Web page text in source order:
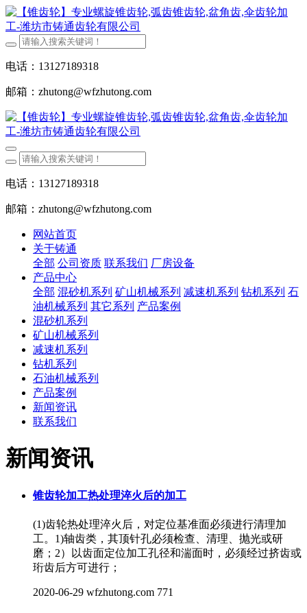
电话：13127189318
邮箱：zhutong@wfzhutong.com
电话：13127189318
邮箱：zhutong@wfzhutong.com
网站首页
关于铸通
全部 公司资质 联系我们 厂房设备
产品中心
全部 混砂机系列 矿山机械系列 减速机系列 钻机系列 石
油机械系列 其它系列 产品案例
混砂机系列
矿山机械系列
减速机系列
钻机系列
石油机械系列
产品案例
新闻资讯
联系我们
新闻资讯
锥齿轮加工热处理淬火后的加工
​(1)齿轮热处理淬火后，对定位基准面必须进行清理加
工。1)轴齿类，其顶针孔必须检查、清理、抛光或研
磨；2）以齿面定位加工孔径和湍面时，必须经过挤齿或
珩齿后方可进行；
2020-06-29 wfzhutong.com 771